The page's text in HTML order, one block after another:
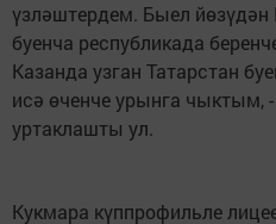
үзләштердем. Быел
буенча республикада
Казанда узган Татарстан
исә өченче урынга чыктым, -
уртаклашты ул.
Кукмара күппрофильле